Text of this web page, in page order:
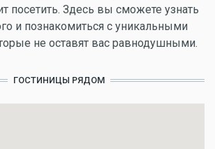
посетить. Здесь вы сможете узнать
и познакомиться с уникальными
не оставят вас равнодушными.
ГОСТИНИЦЫ РЯДОМ